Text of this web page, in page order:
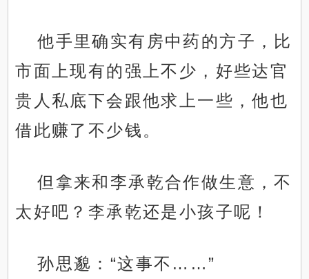
他手里确实有房中药的方子，比
市面上现有的强上不少，好些达官
贵人私底下会跟他求上一些，他也
借此赚了不少钱。
但拿来和李承乾合作做生意，不
太好吧？李承乾还是小孩子呢！
孙思邈：“这事不……”